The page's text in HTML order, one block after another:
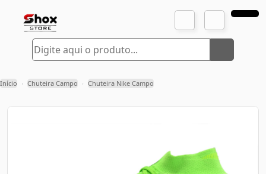
Início › Chuteira Campo › Chuteira Nike Campo